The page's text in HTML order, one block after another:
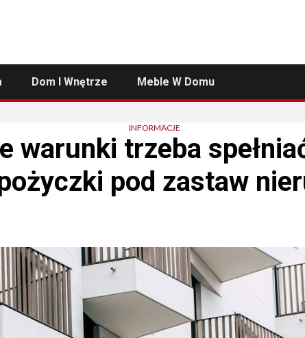
Dom I Wnętrze Meble W Domu
INFORMACJE
warunki trzeba
pod zastaw